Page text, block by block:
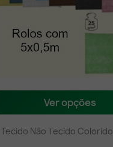
Ver opções
Tecido Não Tecido